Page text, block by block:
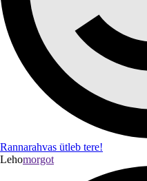
Rannarahvas ütleb tere!
Lehomorgot